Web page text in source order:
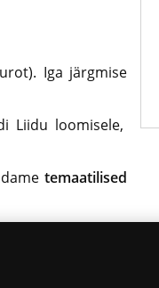
Iga järgmise
Liidu loomisele,
temaatilised